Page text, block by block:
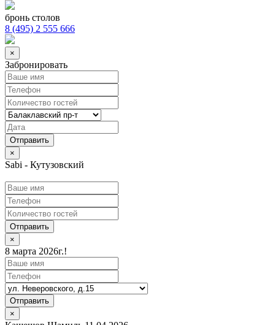
бронь столов
8 (495) 2 555 666
×
Забронировать
×
Sabi - Кутузовский
Отправить
×
8 марта 2026г.!
Отправить
×